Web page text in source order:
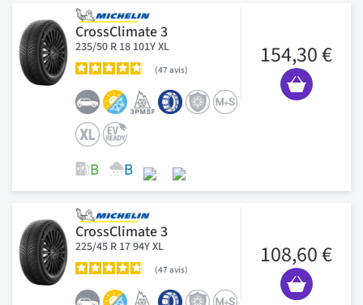
CrossClimate 3
235/50 R 18 101Y XL
47 avis
154,30 €
CrossClimate 3
225/45 R 17 94Y XL
47 avis
108,60 €